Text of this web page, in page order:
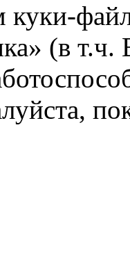
(в т.ч.